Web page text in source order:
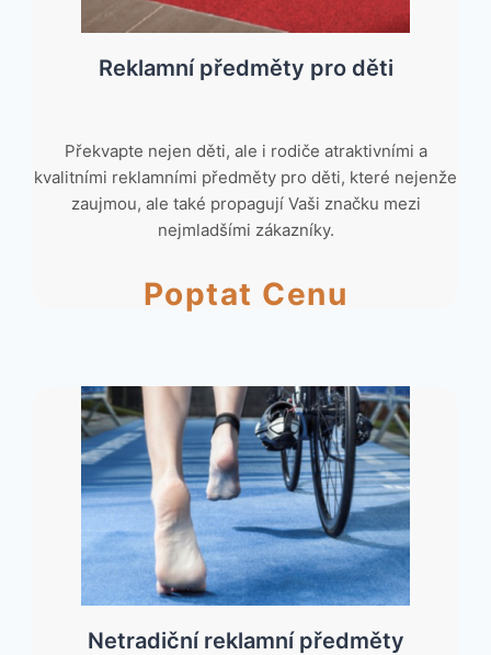
Reklamní předměty pro děti
Překvapte nejen děti, ale i rodiče atraktivními a
kvalitními reklamními předměty pro děti, které nejenže
zaujmou, ale také propagují Vaši značku mezi
nejmladšími zákazníky.
Poptat Cenu
Netradiční reklamní předměty